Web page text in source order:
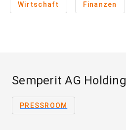
Wirtschaft Finanzen
Semperit AG Holding
PRESSROOM